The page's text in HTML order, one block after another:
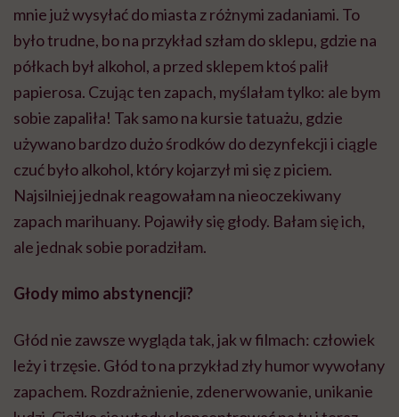
mnie już wysyłać do miasta z różnymi zadaniami. To
było trudne, bo na przykład szłam do sklepu, gdzie na
półkach był alkohol, a przed sklepem ktoś palił
papierosa. Czując ten zapach, myślałam tylko: ale bym
sobie zapaliła! Tak samo na kursie tatuażu, gdzie
używano bardzo dużo środków do dezynfekcji i ciągle
czuć było alkohol, który kojarzył mi się z piciem.
Najsilniej jednak reagowałam na nieoczekiwany
zapach marihuany. Pojawiły się głody. Bałam się ich,
ale jednak sobie poradziłam.
Głody mimo abstynencji?
Głód nie zawsze wygląda tak, jak w filmach: człowiek
leży i trzęsie. Głód to na przykład zły humor wywołany
zapachem. Rozdrażnienie, zdenerwowanie, unikanie